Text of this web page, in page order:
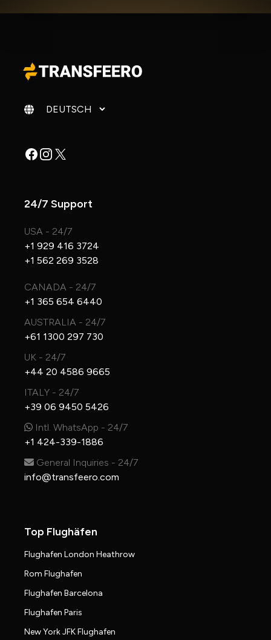
Sprache ändern
Facebook
Instagram
X
24/7 Support
USA - 24/7
+1 929 416 3724
+1 562 269 3528
CANADA - 24/7
+1 365 654 6440
AUSTRALIA - 24/7
+61 1300 297 730
UK - 24/7
+44 20 4586 9665
ITALY - 24/7
+39 06 9450 5426
Intl. WhatsApp - 24/7
+1 424-339-1886
General Inquiries - 24/7
info@transfeero.com
Top Flughäfen
Flughafen London Heathrow
Rom Flughafen
Flughafen Barcelona
Flughafen Paris
New York JFK Flughafen